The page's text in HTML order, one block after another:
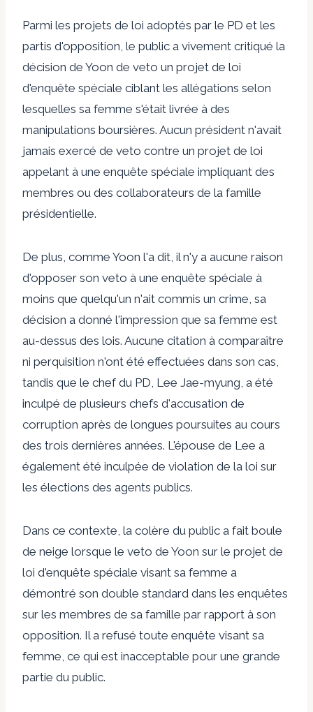
Parmi les projets de loi adoptés par le PD et les
partis d'opposition, le public a vivement critiqué la
décision de Yoon de veto un projet de loi
d'enquête spéciale ciblant les allégations selon
lesquelles sa femme s'était livrée à des
manipulations boursières. Aucun président n'avait
jamais exercé de veto contre un projet de loi
appelant à une enquête spéciale impliquant des
membres ou des collaborateurs de la famille
présidentielle.
De plus, comme Yoon l'a dit, il n'y a aucune raison
d'opposer son veto à une enquête spéciale à
moins que quelqu'un n'ait commis un crime, sa
décision a donné l'impression que sa femme est
au-dessus des lois. Aucune citation à comparaître
ni perquisition n'ont été effectuées dans son cas,
tandis que le chef du PD, Lee Jae-myung, a été
inculpé de plusieurs chefs d'accusation de
corruption après de longues poursuites au cours
des trois dernières années. L'épouse de Lee a
également été inculpée de violation de la loi sur
les élections des agents publics.
Dans ce contexte, la colère du public a fait boule
de neige lorsque le veto de Yoon sur le projet de
loi d'enquête spéciale visant sa femme a
démontré son double standard dans les enquêtes
sur les membres de sa famille par rapport à son
opposition. Il a refusé toute enquête visant sa
femme, ce qui est inacceptable pour une grande
partie du public.